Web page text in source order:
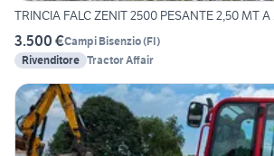
TRINCIA FALC ZENIT 2500 PESANTE 2,50 MT
3.500 €Campi Bisenzio(FI)
Rivenditore Tractor Affair